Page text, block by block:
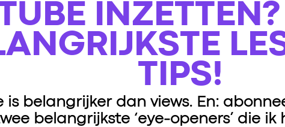
TIPS!
belangrijker dan views. En:
belangrijkste ‘eye-openers’ die ik